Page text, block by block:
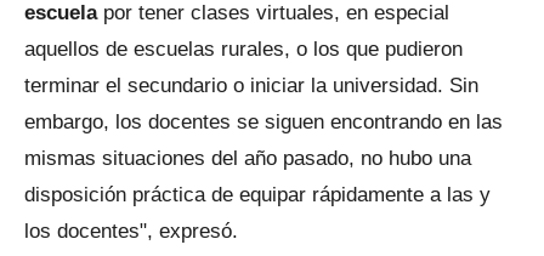
escuelapor tener clases virtuales, en especial
aquellos de escuelas rurales, o los que pudieron
terminar el secundario o iniciar la universidad. Sin
embargo, los docentes se siguen encontrando en las
mismas situaciones del año pasado, no hubo una
disposición práctica de equipar rápidamente a las y
los docentes", expresó.